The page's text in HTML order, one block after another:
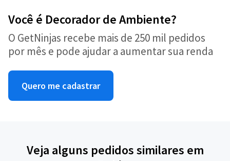
Você é Decorador de Ambiente?
O GetNinjas recebe mais de 250 mil pedidos
por mês e pode ajudar a aumentar sua renda
Quero me cadastrar
Veja alguns pedidos similares em